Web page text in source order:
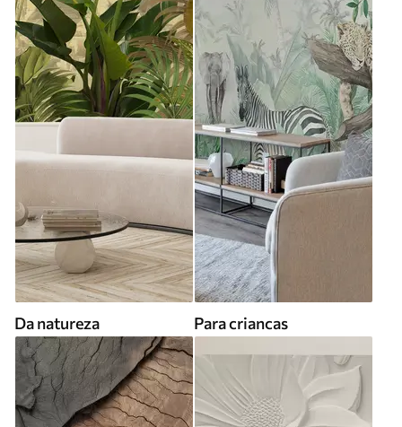
Da natureza Para criancas